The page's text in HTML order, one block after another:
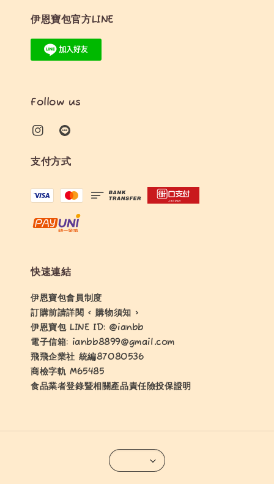
伊恩寶包官方LINE
Follow us
支付方式
快速連結
伊恩寶包會員制度
訂購前請詳閱 < 購物須知 >
伊恩寶包 LINE ID: @ianbb
電子信箱: ianbb8899@gmail.com
飛飛企業社 統編87080536
商檢字軌 M65485
食品業者登錄暨相關產品責任險投保證明